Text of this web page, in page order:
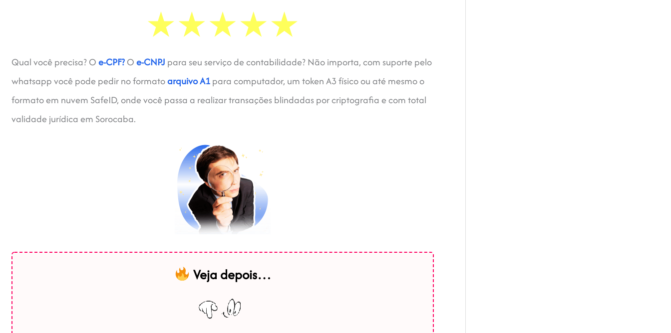
Qual você precisa? Oe-CPF?Oe-CNPJ para seu serviço de contabilidade? Não importa, com suporte pelo
whatsapp você pode pedir no formatoarquivo A1para computador, um token A3 físico ou até mesmo o
formato em nuvem SafeID, onde você passa a realizar transações blindadas por criptografia e com total
validade jurídica em Sorocaba.
Veja depois…